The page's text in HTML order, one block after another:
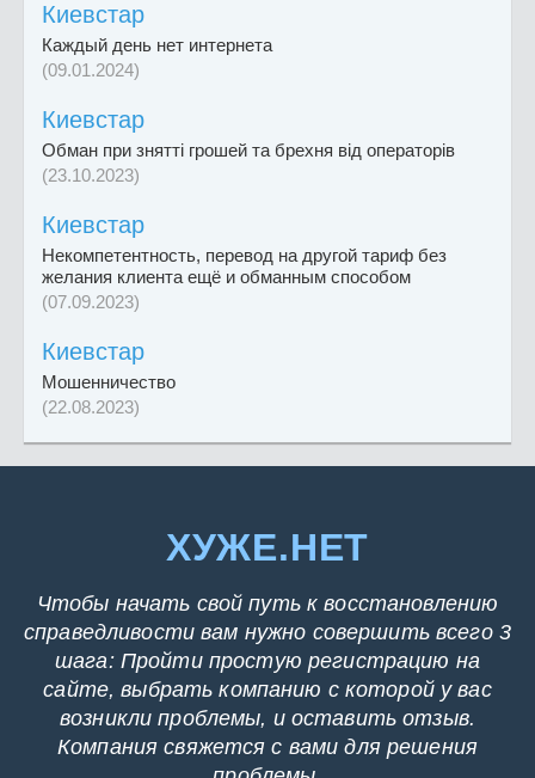
Киевстар
Каждый день нет интернета
(09.01.2024)
Киевстар
Обман при знятті грошей та брехня від операторів
(23.10.2023)
Киевстар
Некомпетентность, перевод на другой тариф без
желания клиента ещё и обманным способом
(07.09.2023)
Киевстар
Мошенничество
(22.08.2023)
ХУЖЕ.НЕТ
Чтобы начать свой путь к восстановлению
справедливости вам нужно совершить всего 3
шага: Пройти простую регистрацию на
сайте, выбрать компанию с которой у вас
возникли проблемы, и оставить отзыв.
Компания свяжется с вами для решения